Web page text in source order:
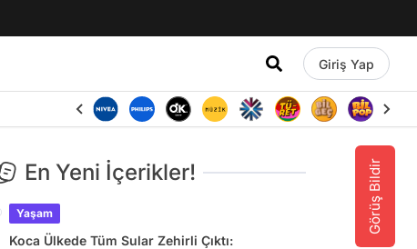
Giriş Yap
Görüş Bildir
En Yeni İçerikler!
Yaşam
Koca Ülkede Tüm Sular Zehirli Çıktı: